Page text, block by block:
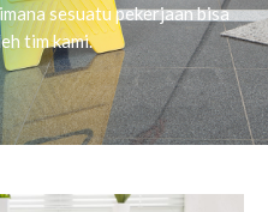
sesuatu pekerjaan bisa
tim kami.